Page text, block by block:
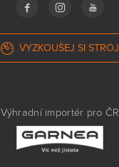
VYZKOUŠEJ SI STROJ
Výhradní importér pro ČR